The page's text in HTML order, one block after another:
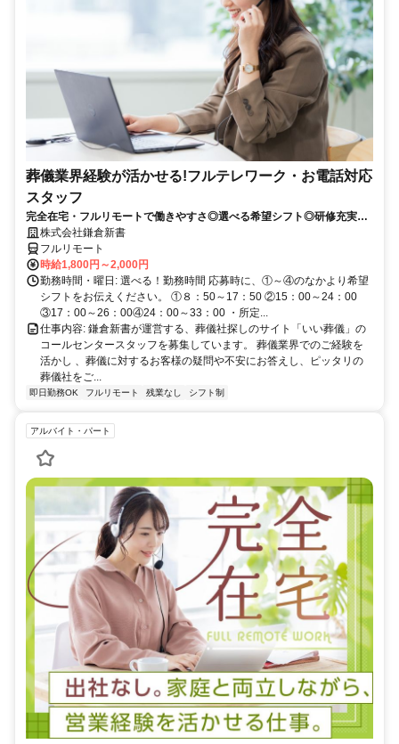
葬儀業界経験が活かせる!フルテレワーク・お電話対応
スタッフ
完全在宅・フルリモートで働きやすさ◎選べる希望シフト◎研修充実だ
から未経験でも安心！平日休みありの完全週休2日制で充実のワークラ
イフバランス！
株式会社鎌倉新書
フルリモート
時給1,800円～2,000円
勤務時間・曜日: 選べる！勤務時間 応募時に、①～④のなかより希望
シフトをお伝えください。 ①８：50～17：50 ②15：00～24：00
③17：00～26：00④24：00～33：00 ・所定...
仕事内容: 鎌倉新書が運営する、葬儀社探しのサイト「いい葬儀」の
コールセンタースタッフを募集しています。 葬儀業界でのご経験を
活かし 、葬儀に対するお客様の疑問や不安にお答えし、ピッタリの
葬儀社をご...
即日勤務OK フルリモート 残業なし シフト制
アルバイト・パート